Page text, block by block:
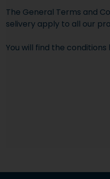
The General Terms and
selivery apply to all our
You will find the conditions